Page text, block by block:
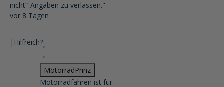
nicht“-Angaben zu verlassen."
vor 8 Tagen
| Hilfreich?
MotorradPrinz
Motorradfahren ist für